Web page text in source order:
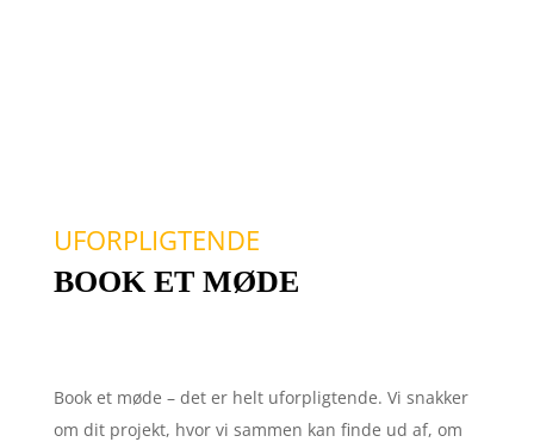
UFORPLIGTENDE
BOOK ET MØDE
Book et møde – det er helt uforpligtende. Vi snakker
om dit projekt, hvor vi sammen kan finde ud af, om